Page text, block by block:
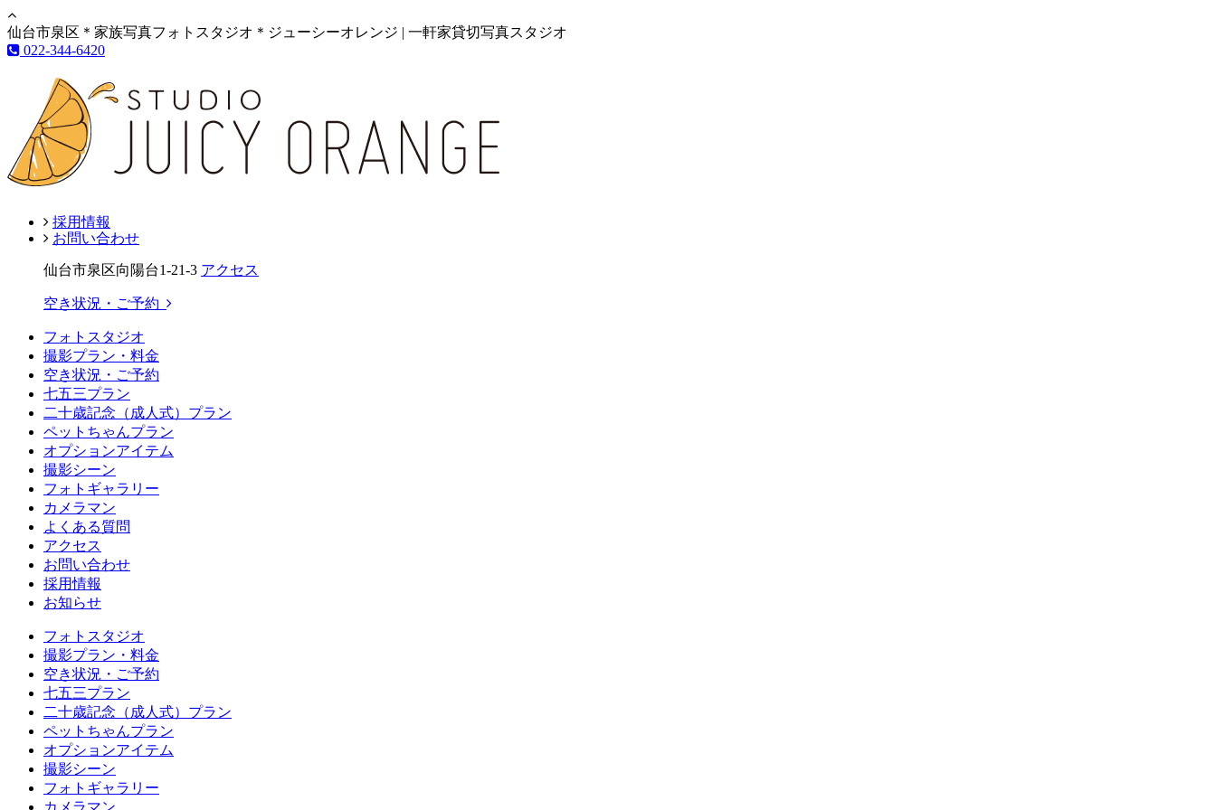
仙台市泉区＊家族写真フォトスタジオ＊ジューシーオレンジ | 一軒家貸切写真スタジオ
022-344-6420
採用情報
お問い合わせ
仙台市泉区向陽台1-21-3 アクセス
空き状況・ご予約
フォトスタジオ
撮影プラン・料金
空き状況・ご予約
七五三プラン
二十歳記念（成人式）プラン
ペットちゃんプラン
オプションアイテム
撮影シーン
フォトギャラリー
カメラマン
よくある質問
アクセス
お問い合わせ
採用情報
お知らせ
フォトスタジオ
撮影プラン・料金
空き状況・ご予約
七五三プラン
二十歳記念（成人式）プラン
ペットちゃんプラン
オプションアイテム
撮影シーン
フォトギャラリー
カメラマン